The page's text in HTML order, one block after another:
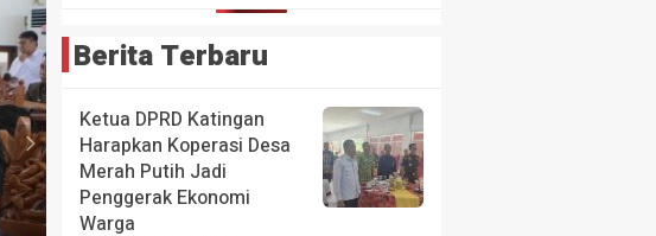
Berita Terbaru
Ketua DPRD Katingan
Harapkan Koperasi Desa
Merah Putih Jadi
Penggerak Ekonomi
Warga